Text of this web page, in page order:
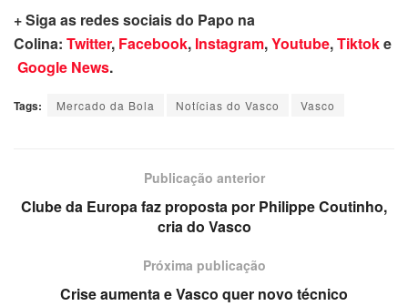
+ Siga as redes sociais do Papo na
Colina: Twitter, Facebook, Instagram,Youtube,Tiktoke
Google News.
Tags: Mercado da Bola Notícias do Vasco Vasco
Publicação anterior
Clube da Europa faz proposta por Philippe Coutinho,
cria do Vasco
Próxima publicação
Crise aumenta e Vasco quer novo técnico